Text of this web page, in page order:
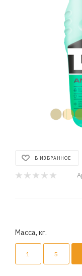
В ИЗБРАННОЕ
Масса, кг.
1 5